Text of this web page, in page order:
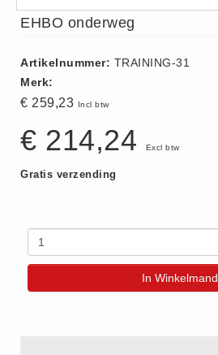
Betalingsmogelijkheden
Privacy
Algemene Voorwaarden
(20)
AED apparaten (11)
ACTIE
EHBO onderweg
Artikelnummer: TRAINING-31
Merk:
€ 259,23 Incl btw
€ 214,24 Excl btw
Gratis verzending
In Winkelmand